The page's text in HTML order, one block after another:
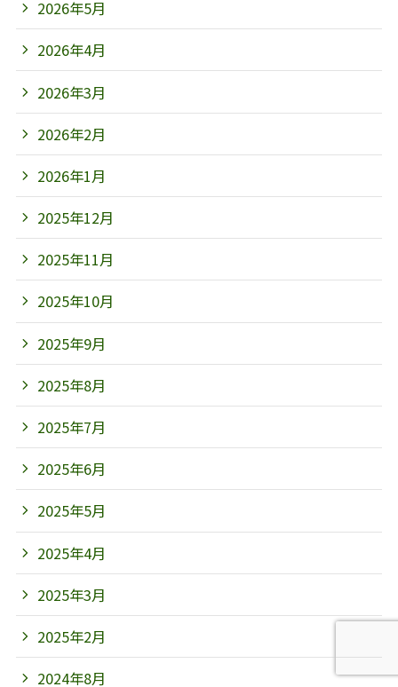
2026年5月
2026年4月
2026年3月
2026年2月
2026年1月
2025年12月
2025年11月
2025年10月
2025年9月
2025年8月
2025年7月
2025年6月
2025年5月
2025年4月
2025年3月
2025年2月
2024年8月